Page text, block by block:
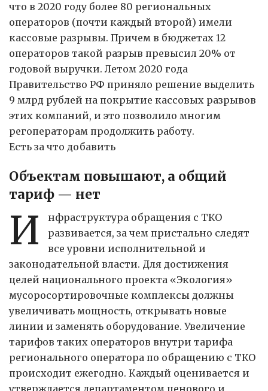
что в 2020 году более 80 региональных
операторов (почти каждый второй) имели
кассовые разрывы. Причем в бюджетах 12
операторов такой разрыв превысил 20% от
годовой выручки. Летом 2020 года
Правительство РФ приняло решение выделить
9 млрд рублей на покрытие кассовых разрывов
этих компаний, и это позволило многим
регоператорам продолжить работу.
Есть за что добавить
Объектам повышают, а общий
тариф — нет
И
нфраструктура обращения с ТКО
развивается, за чем пристально следят
все уровни исполнительной и
законодательной власти. Для достижения
целей национального проекта «Экология»
мусоросортировочные комплексы должны
увеличивать мощность, открывать новые
линии и заменять оборудование. Увеличение
тарифов таких операторов внутри тарифа
регионального оператора по обращению с ТКО
происходит ежегодно. Каждый оценивается и